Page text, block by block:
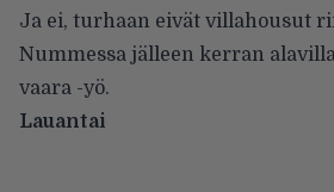
Ja ei, turhaan eivät villahousut
Nummessa jälleen kerran
vaara -yö.
Lauantai